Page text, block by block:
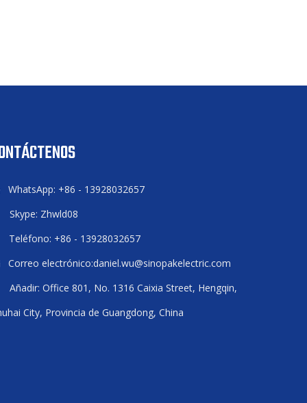
WhatsApp: +86 - 13928032657
Skype: Zhwld08
Teléfono: +86 - 13928032657
Correo electrónico:daniel.wu@sinopakelectric.com
Añadir: Office 801, No. 1316 Caixia Street, Hengqin,
City, Provincia de Guangdong, China